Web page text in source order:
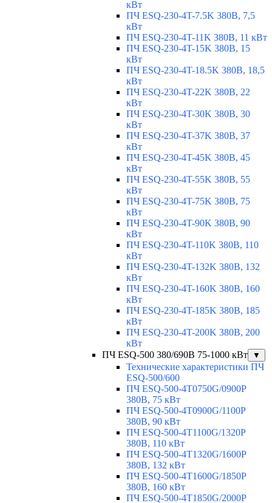
кВт
ПЧ ESQ-230-4T-7.5K 380В, 7,5
кВт
ПЧ ESQ-230-4T-11K 380В, 11 кВт
ПЧ ESQ-230-4T-15K 380В, 15
кВт
ПЧ ESQ-230-4T-18.5K 380В, 18,5
кВт
ПЧ ESQ-230-4T-22K 380В, 22
кВт
ПЧ ESQ-230-4T-30K 380В, 30
кВт
ПЧ ESQ-230-4T-37K 380В, 37
кВт
ПЧ ESQ-230-4T-45K 380В, 45
кВт
ПЧ ESQ-230-4T-55K 380В, 55
кВт
ПЧ ESQ-230-4T-75K 380В, 75
кВт
ПЧ ESQ-230-4T-90K 380В, 90
кВт
ПЧ ESQ-230-4T-110K 380В, 110
кВт
ПЧ ESQ-230-4T-132K 380В, 132
кВт
ПЧ ESQ-230-4T-160K 380В, 160
кВт
ПЧ ESQ-230-4T-185K 380В, 185
кВт
ПЧ ESQ-230-4T-200K 380В, 200
кВт
ПЧ ESQ-500 380/690В 75-1000 кВт
▼
Технические характеристики ПЧ
ESQ-500/600
ПЧ ESQ-500-4T0750G/0900P
380В, 75 кВт
ПЧ ESQ-500-4T0900G/1100P
380В, 90 кВт
ПЧ ESQ-500-4T1100G/1320P
380В, 110 кВт
ПЧ ESQ-500-4T1320G/1600P
380В, 132 кВт
ПЧ ESQ-500-4T1600G/1850P
380В, 160 кВт
ПЧ ESQ-500-4T1850G/2000P